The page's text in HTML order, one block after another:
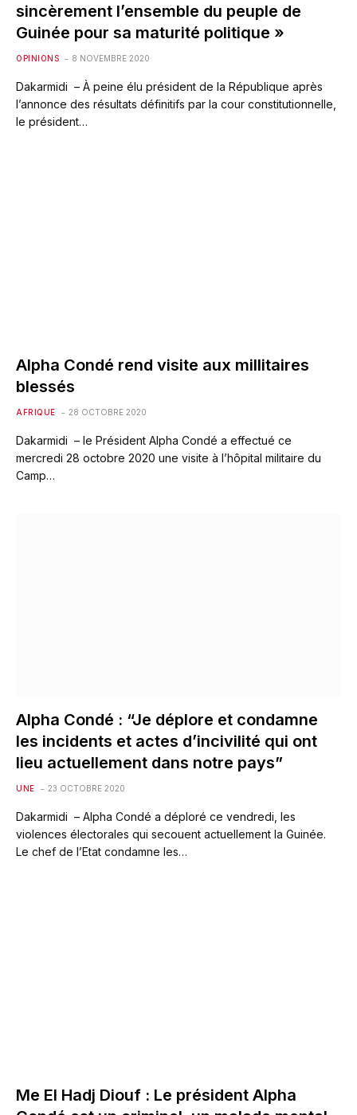
sincèrement l’ensemble du peuple de
Guinée pour sa maturité politique »
OPINIONS 8 NOVEMBRE 2020
Dakarmidi – À peine élu président de la République après
l’annonce des résultats définitifs par la cour constitutionnelle,
le président…
Alpha Condé rend visite aux millitaires
blessés
AFRIQUE 28 OCTOBRE 2020
Dakarmidi – le Président Alpha Condé a effectué ce
mercredi 28 octobre 2020 une visite à l’hôpital militaire du
Camp…
Alpha Condé : “Je déplore et condamne
les incidents et actes d’incivilité qui ont
lieu actuellement dans notre pays”
UNE 23 OCTOBRE 2020
Dakarmidi – Alpha Condé a déploré ce vendredi, les
violences électorales qui secouent actuellement la Guinée.
Le chef de l’Etat condamne les…
Me El Hadj Diouf : Le président Alpha